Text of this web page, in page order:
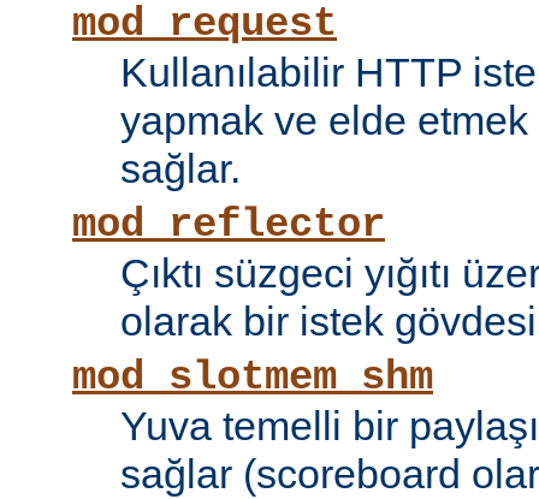
mod_request
Kullanılabilir HTTP
yapmak ve elde
sağlar.
mod_reflector
Çıktı süzgeci yığıtı
olarak bir istek
mod_slotmem_shm
Yuva temelli bir
sağlar (scoreboard